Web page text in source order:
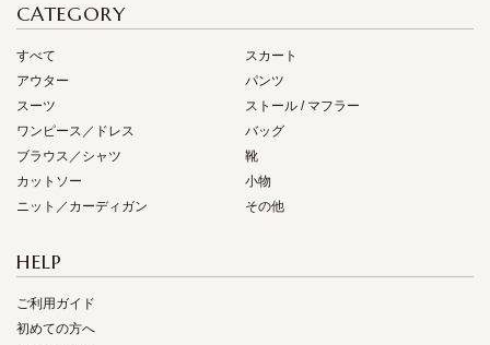
CATEGORY
すべて
アウター
スーツ
ワンピース／ドレス
ブラウス／シャツ
カットソー
ニット／カーディガン
スカート
パンツ
ストール / マフラー
バッグ
靴
小物
その他
HELP
ご利用ガイド
初めての方へ